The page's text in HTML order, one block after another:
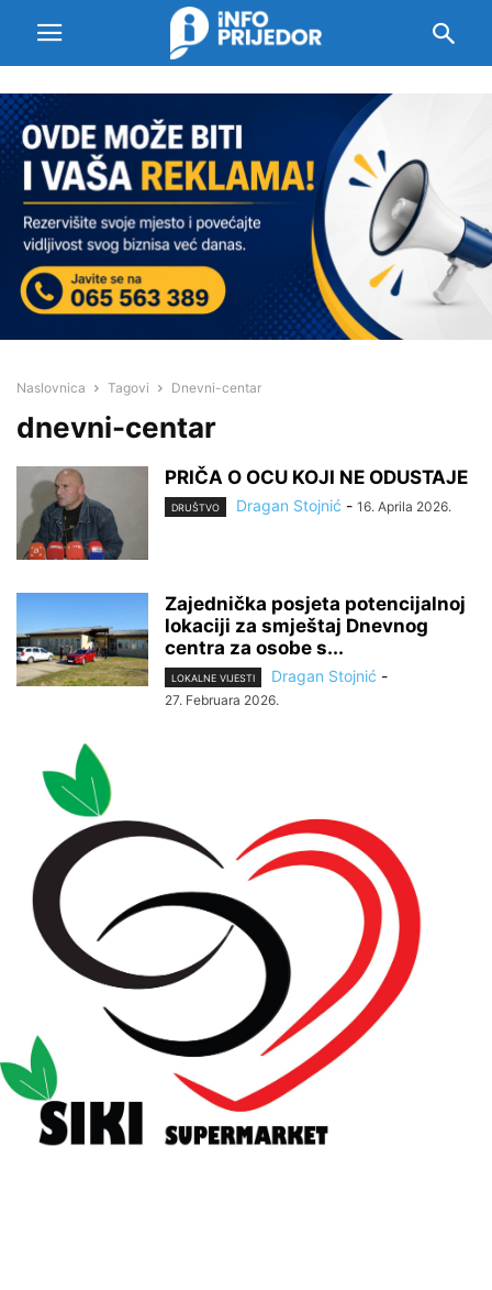
Naslovnica Tagovi Dnevni-centar
dnevni-centar
PRIČA O OCU KOJI NE ODUSTAJE
DRUŠTVO Dragan Stojnić - 16. Aprila 2026.
Zajednička posjeta potencijalnoj
lokaciji za smještaj Dnevnog
centra za osobe s...
LOKALNE VIJESTI Dragan Stojnić -
27. Februara 2026.